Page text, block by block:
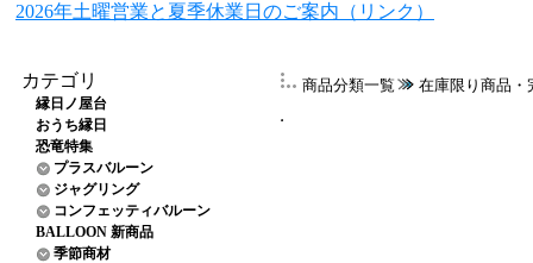
2026年土曜営業と夏季休業日のご案内（リンク）
カテゴリ
縁日ノ屋台
おうち縁日
恐竜特集
プラスバルーン
ジャグリング
コンフェッティバルーン
BALLOON 新商品
季節商材
商品分類一覧 在庫限り商品・